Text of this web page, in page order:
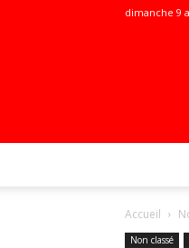
dimanche 9
Accueil
Non classé